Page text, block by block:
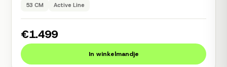
53 CM Active Line
€1.499
In winkelmandje